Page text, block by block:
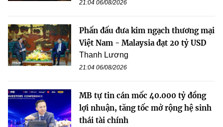
21:04 06/08/2026
Phấn đấu đưa kim ngạch thương mại
Việt Nam - Malaysia đạt 20 tỷ USD
Thanh Lương
21:04 06/08/2026
MB tự tin cán mốc 40.000 tỷ đồng
lợi nhuận, tăng tốc mở rộng hệ sinh
thái tài chính